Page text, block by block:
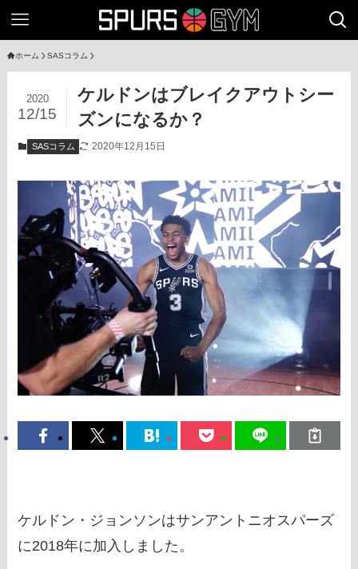
ホーム SASコラム
ケルドンはブレイクアウトシー
ズンになるか？
2020
12/15
SASコラム 2020年12月15日
ケルドン・ジョンソンはサンアントニオスパーズ
に2018年に加入しました。